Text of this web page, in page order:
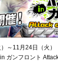
～11月24日（火）
ガンフロント